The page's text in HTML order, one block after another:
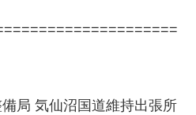
局 気仙沼国道維持出張所